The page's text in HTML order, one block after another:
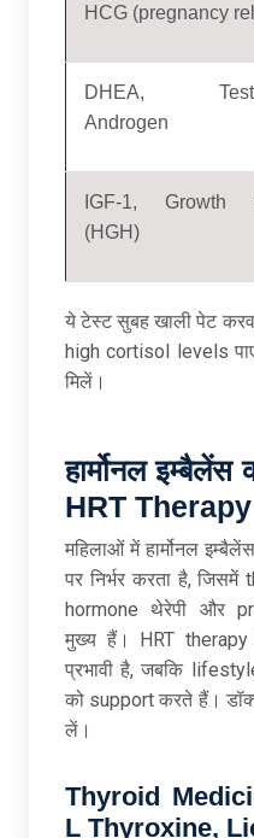
HCG (pregnancy
DHEA,
Androgen
IGF-1, Growth
(HGH)
ये टेस्ट सुबह खाली पेट
high cortisol levels
मिलें।
हार्मोनलइम्बैलेंस
HRT Therapy
महिलाओं में हार्मोनल
पर निर्भर करता है,
hormone थेरेपी और
मुख्य हैं। HRT
प्रभावी है, जबकि
को support करते हैं।
लें।​
Thyroid
L Thyroxine,